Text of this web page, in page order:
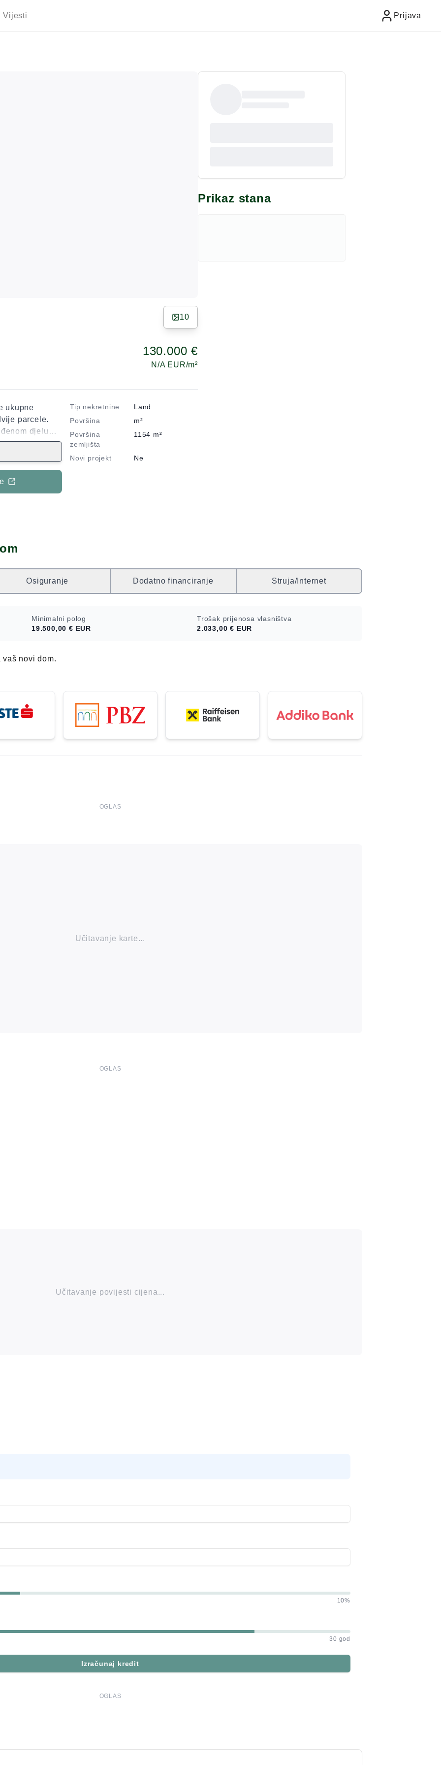
Vijesti Prijava
10
130.000 €
N/A EUR/m²
ukupne
parcele.
djelu
parcele imaju
2
cca 70m2
dok
na
Tip nekretnine
Land
Površina
m²
Površina
zemljišta
1154 m²
Novi projekt Ne
Prikaz stana
Osiguranje Dodatno financiranje Struja/Internet
Minimalni polog
19.500,00 € EUR
Trošak prijenosa vlasništva
2.033,00 € EUR
novi dom.
OGLAS
Učitavanje karte...
OGLAS
Učitavanje povijesti cijena...
10%
30 god
Izračunaj kredit
OGLAS